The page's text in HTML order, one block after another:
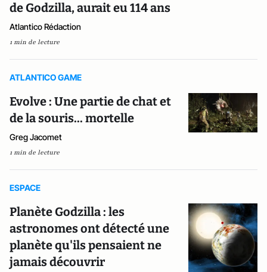
de Godzilla, aurait eu 114 ans
Atlantico Rédaction
1 min de lecture
ATLANTICO GAME
Evolve : Une partie de chat et
de la souris... mortelle
Greg Jacomet
1 min de lecture
ESPACE
Planète Godzilla : les
astronomes ont détecté une
planète qu'ils pensaient ne
jamais découvrir